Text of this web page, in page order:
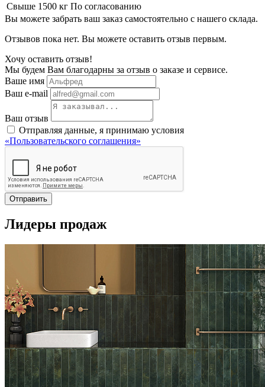
Свыше 1500 кг По согласованию
Вы можете забрать ваш заказ самостоятельно с нашего склада.
Отзывов пока нет. Вы можете оставить отзыв первым.
Хочу оставить отзыв!
Мы будем Вам благодарны за отзыв о заказе и сервисе.
Ваше имя
Ваш e-mail
Ваш отзыв
Отправляя данные, я принимаю условия
«Пользовательского соглашения»
Отправить
Лидеры продаж